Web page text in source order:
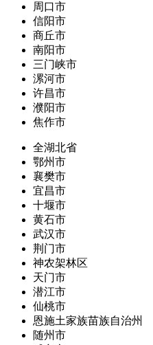
周口市
信阳市
商丘市
南阳市
三门峡市
漯河市
许昌市
濮阳市
焦作市
全湖北省
鄂州市
襄樊市
宜昌市
十堰市
黄石市
武汉市
荆门市
神农架林区
天门市
潜江市
仙桃市
恩施土家族苗族自治州
随州市